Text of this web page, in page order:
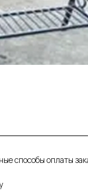
способы оплаты